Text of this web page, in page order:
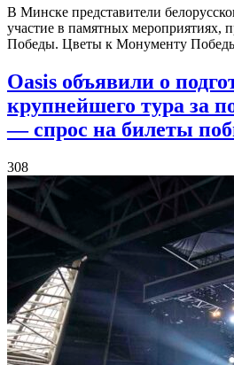
В Минске представители
участие в памятных мероприятиях,
Победы. Цветы к Монументу
Oasis объявили о
крупнейшего тура за
— спрос на билеты
308